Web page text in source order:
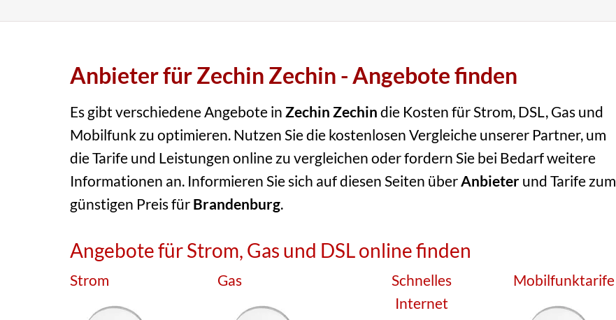
Anbieter für Zechin Zechin - Angebote finden
Es gibt verschiedene Angebote inZechin Zechindie Kosten für Strom, DSL, Gas und
Mobilfunk zu optimieren. Nutzen Sie die kostenlosen Vergleiche unserer Partner, um
die Tarife und Leistungen online zu vergleichen oder fordern Sie bei Bedarf weitere
Informationen an. Informieren Sie sich auf diesen Seiten überAnbieterund Tarife zum
günstigen Preis fürBrandenburg.
Angebote für Strom, Gas und DSL online finden
Strom Gas
Schnelles
Internet
Mobilfunktarife